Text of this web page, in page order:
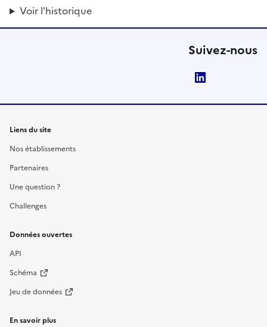
Voir l'historique
Suivez-nous
Liens du site
Nos établissements
Partenaires
Une question ?
Challenges
Données ouvertes
API
Schéma
Jeu de données
En savoir plus